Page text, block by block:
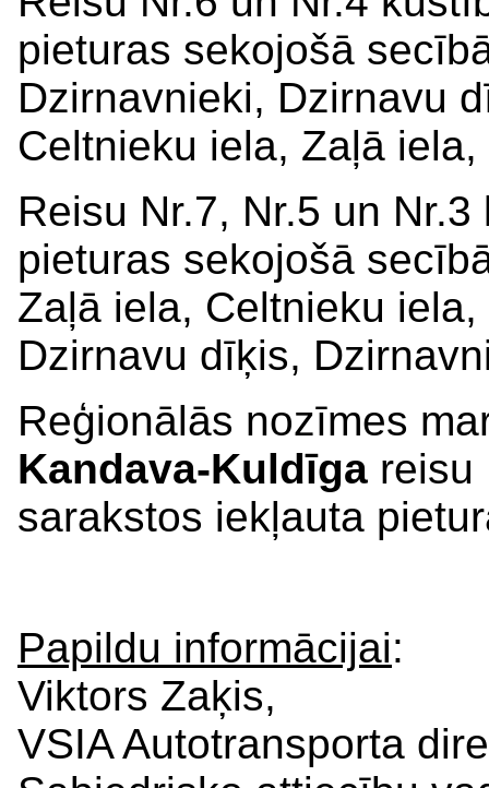
pieturas sekojošā
Dzirnavnieki, Dzirnavu
Celtnieku iela, Zaļā
Reisu Nr.7, Nr.5 un
pieturas sekojošā
Zaļā iela, Celtnieku
Dzirnavu dīķis,
Reģionālās nozīmes
Kandava-Kuldīga reisu
sarakstos iekļauta
Papildu informācijai:
Viktors Zaķis,
VSIA Autotransporta